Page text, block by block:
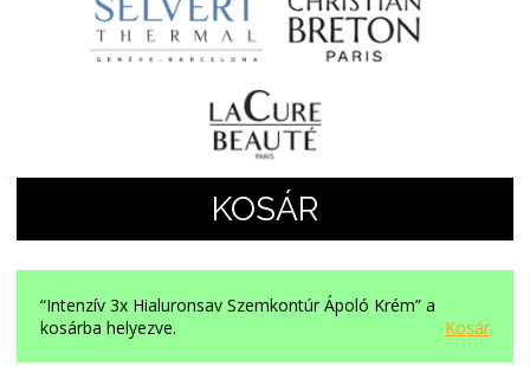
KOSÁR
“Intenzív 3x Hialuronsav Szemkontúr Ápoló Krém” a
kosárba helyezve.
Kosár